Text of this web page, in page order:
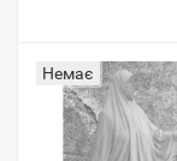
Немає